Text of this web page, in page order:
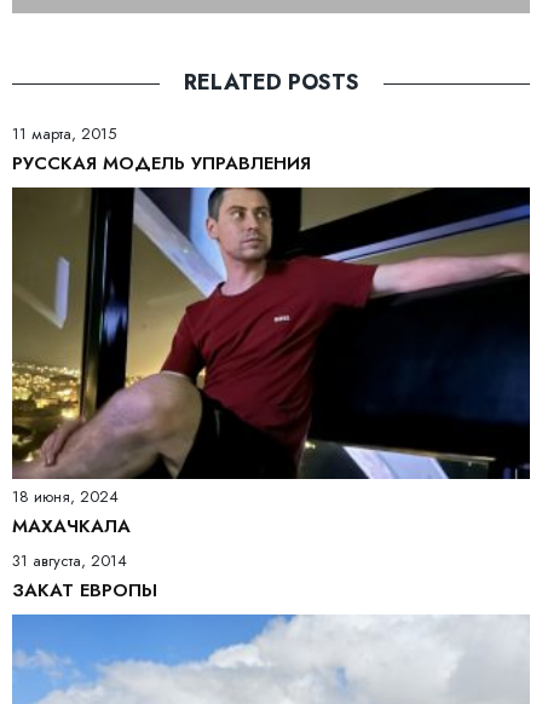
RELATED POSTS
11 марта, 2015
РУССКАЯ МОДЕЛЬ УПРАВЛЕНИЯ
18 июня, 2024
МАХАЧКАЛА
31 августа, 2014
ЗАКАТ ЕВРОПЫ